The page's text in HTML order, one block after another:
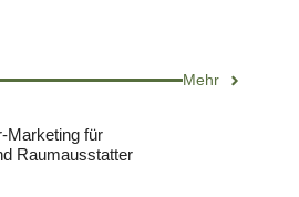
Mehr
Marketing für
Raumausstatter